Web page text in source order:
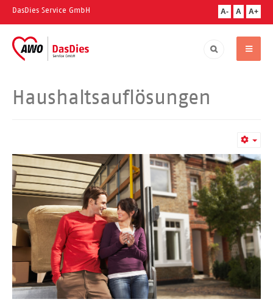
DasDies Service GmbH A- A A+
Haushaltsauflösungen